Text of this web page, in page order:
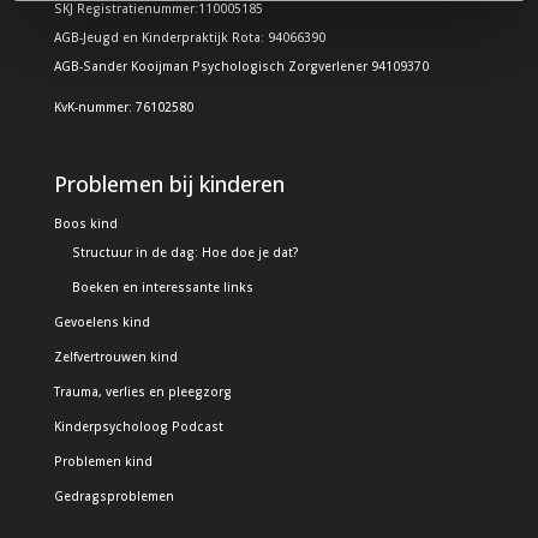
SKJ Registratienummer:110005185
AGB-Jeugd en Kinderpraktijk Rota: 94066390
AGB-Sander Kooijman Psychologisch Zorgverlener 94109370
KvK-nummer: 76102580
Problemen bij kinderen
Boos kind
Structuur in de dag: Hoe doe je dat?
Boeken en interessante links
Gevoelens kind
Zelfvertrouwen kind
Trauma, verlies en pleegzorg
Kinderpsycholoog Podcast
Problemen kind
Gedragsproblemen